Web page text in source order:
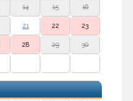
14 15 16
21 22 23
28 29 30